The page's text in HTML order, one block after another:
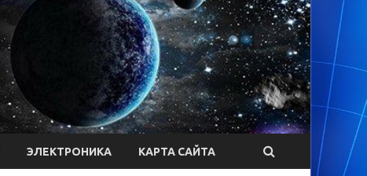
ЭЛЕКТРОНИКА КАРТА САЙТА